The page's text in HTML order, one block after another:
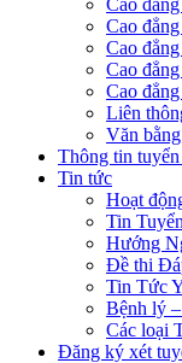
Cao
Cao
Cao
Cao
Cao
Liên
Văn
Thông tin tuyển
Tin tức
Hoạt
Tin
Hướng
Đề thi
Tin Tức
Bệnh lý
Các loại
Đăng ký xét